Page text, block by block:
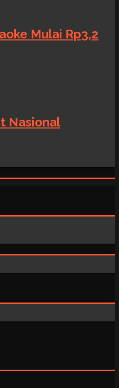
Mulai Rp3,2
Nasional